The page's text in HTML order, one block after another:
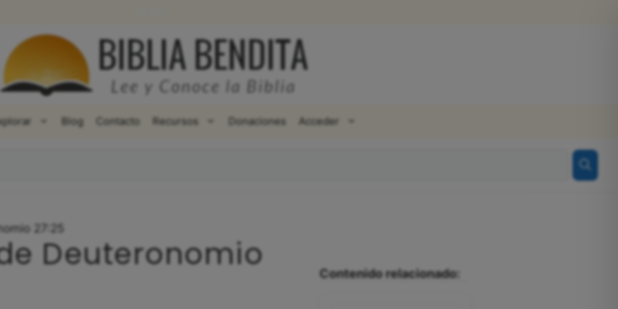
Blog Contacto Recursos Donaciones Acceder
27:25
Deuteronomio
Contenido relacionado: